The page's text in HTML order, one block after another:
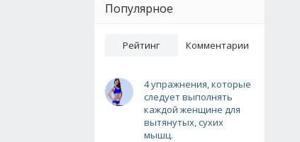
Популярное
Рейтинг Комментарии
4 упражнения, которые
следует выполнять
каждой женщине для
вытянутых, сухих
мышц.